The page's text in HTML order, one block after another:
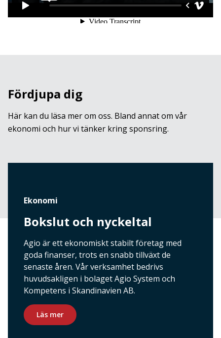
Fördjupa dig
Här kan du läsa mer om oss. Bland annat om vår
ekonomi och hur vi tänker kring sponsring.
Ekonomi
Bokslut och nyckeltal
Agio är ett ekonomiskt stabilt företag med
goda finanser, trots en snabb tillväxt de
senaste åren. Vår verksamhet bedrivs
huvudsakligen i bolaget Agio System och
Kompetens i Skandinavien AB.
Läs mer